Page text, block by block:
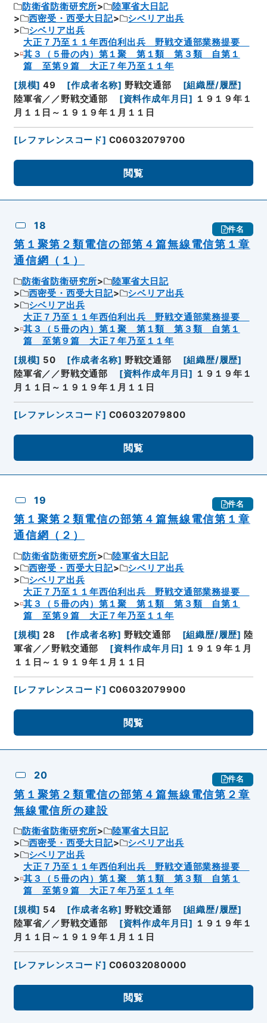
防衛省防衛研究所
陸軍省大日記
西密受・西受大日記
シベリア出兵
シベリア出兵
大正７乃至１１年西伯利出兵 野戦交通部業務提要
其３（５冊の内）第１聚 第１類 第３類 自第１
篇 至第９篇 大正７年乃至１１年
[規模] 49 [作成者名称] 野戦交通部 [組織歴/履歴]
陸軍省／／野戦交通部
[資料作成年月日] １９１９年１
月１１日～１９１９年１月１１日
[レファレンスコード] C06032079700
閲覧
18 件名
第１聚第２類電信の部第４篇無線電信第１章
通信網（１）
防衛省防衛研究所
陸軍省大日記
西密受・西受大日記
シベリア出兵
シベリア出兵
大正７乃至１１年西伯利出兵 野戦交通部業務提要
其３（５冊の内）第１聚 第１類 第３類 自第１
篇 至第９篇 大正７年乃至１１年
[規模] 50 [作成者名称] 野戦交通部 [組織歴/履歴]
陸軍省／／野戦交通部
[資料作成年月日] １９１９年１
月１１日～１９１９年１月１１日
[レファレンスコード] C06032079800
閲覧
19 件名
第１聚第２類電信の部第４篇無線電信第１章
通信網（２）
防衛省防衛研究所
陸軍省大日記
西密受・西受大日記
シベリア出兵
シベリア出兵
大正７乃至１１年西伯利出兵 野戦交通部業務提要
其３（５冊の内）第１聚 第１類 第３類 自第１
篇 至第９篇 大正７年乃至１１年
[規模] 28 [作成者名称] 野戦交通部 [組織歴/履歴] 陸
軍省／／野戦交通部
[資料作成年月日]
１９１９年１月
１１日～１９１９年１月１１日
[レファレンスコード] C06032079900
閲覧
20 件名
第１聚第２類電信の部第４篇無線電信第２章
無線電信所の建設
防衛省防衛研究所
陸軍省大日記
西密受・西受大日記
シベリア出兵
シベリア出兵
大正７乃至１１年西伯利出兵 野戦交通部業務提要
其３（５冊の内）第１聚 第１類 第３類 自第１
篇 至第９篇 大正７年乃至１１年
[規模] 54 [作成者名称] 野戦交通部 [組織歴/履歴]
陸軍省／／野戦交通部
[資料作成年月日]
１９１９年１
月１１日～１９１９年１月１１日
[レファレンスコード] C06032080000
閲覧